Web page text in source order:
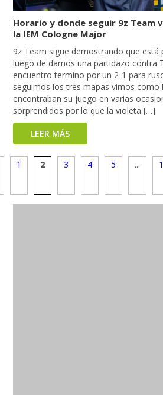
Horario y donde seguir 9z Team
la IEM Cologne Major
9z Team sigue demostrando que está
luego de darnos una partidazo contra
encuentro termino por un 2-1 para
seguimos los tres mapas vimos como
encontraban su juego en varias
sorprendidos por lo que la violeta […]
LEER MÁS
1 2 3 4 5 ...